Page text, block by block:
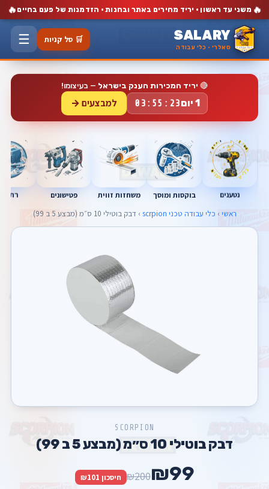
🔥 משני עד ראשון · יריד מחירים באתר ובחנות · הזדמנות של פעם בחיים🔥
SALARY
סאלרי · כלי עבודה
🛒 סל קניות ☰
🔴 יריד המכירות הענק בישראל — בעיצומו!
1 יום 03:55:23 למבצעים →
נטענים בוקסות ומוסך משחזות זווית פטישונים
ראשי › כלי עבודה טכני scrpion › דבק בוטילי 10 ס״מ (מבצע 5 ב 99)
SCORPION
דבק בוטילי 10 ס״מ (מבצע 5 ב 99)
₪99
₪200 חיסכון ₪101